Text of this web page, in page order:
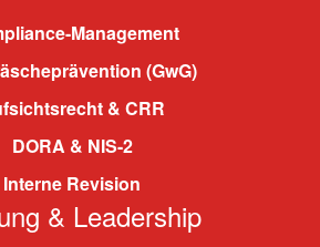
Management
(GwG)
& CRR
DORA & NIS-2
Interne Revision
& Leadership